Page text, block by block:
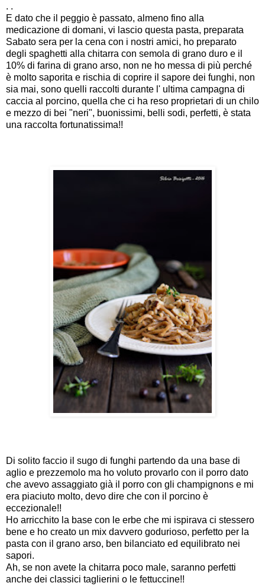
. .
E dato che il peggio è passato, almeno fino alla
medicazione di domani, vi lascio questa pasta, preparata
Sabato sera per la cena con i nostri amici, ho preparato
degli spaghetti alla chitarra con semola di grano duro e il
10% di farina di grano arso, non ne ho messa di più perché
è molto saporita e rischia di coprire il sapore dei funghi, non
sia mai, sono quelli raccolti durante l' ultima campagna di
caccia al porcino, quella che ci ha reso proprietari di un chilo
e mezzo di bei "neri", buonissimi, belli sodi, perfetti, è stata
una raccolta fortunatissima!!
Di solito faccio il sugo di funghi partendo da una base di
aglio e prezzemolo ma ho voluto provarlo con il porro dato
che avevo assaggiato già il porro con gli champignons e mi
era piaciuto molto, devo dire che con il porcino è
eccezionale!!
Ho arricchito la base con le erbe che mi ispirava ci stessero
bene e ho creato un mix davvero godurioso, perfetto per la
pasta con il grano arso, ben bilanciato ed equilibrato nei
sapori.
Ah, se non avete la chitarra poco male, saranno perfetti
anche dei classici taglierini o le fettuccine!!